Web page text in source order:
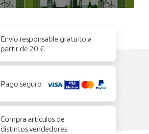
Envío responsable gratuito a
partir de 20 €
Pago seguro
Compra artículos de
distintos vendedores